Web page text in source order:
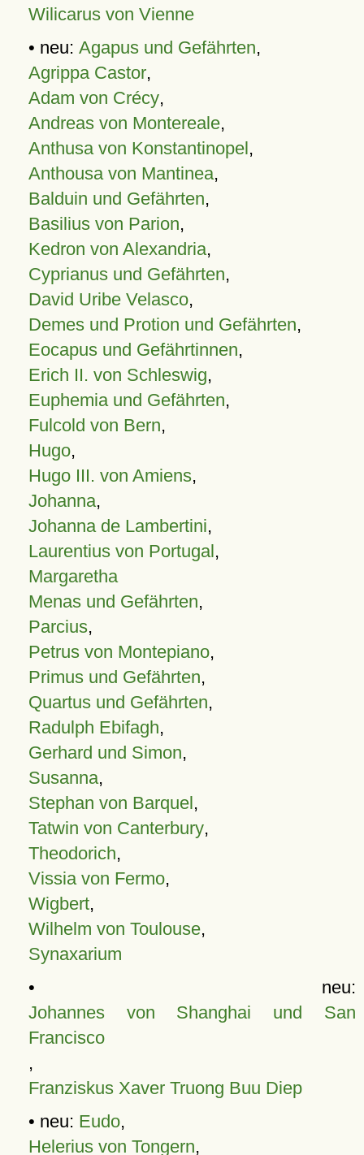
Wilicarus von Vienne
• neu: Agapus und Gefährten,
Agrippa Castor,
Adam von Crécy,
Andreas von Montereale,
Anthusa von Konstantinopel,
Anthousa von Mantinea,
Balduin und Gefährten,
Basilius von Parion,
Kedron von Alexandria,
Cyprianus und Gefährten,
David Uribe Velasco,
Demes und Protion und Gefährten,
Eocapus und Gefährtinnen,
Erich II. von Schleswig,
Euphemia und Gefährten,
Fulcold von Bern,
Hugo,
Hugo III. von Amiens,
Johanna,
Johanna de Lambertini,
Laurentius von Portugal,
Margaretha
Menas und Gefährten,
Parcius,
Petrus von Montepiano,
Primus und Gefährten,
Quartus und Gefährten,
Radulph Ebifagh,
Gerhard und Simon,
Susanna,
Stephan von Barquel,
Tatwin von Canterbury,
Theodorich,
Vissia von Fermo,
Wigbert,
Wilhelm von Toulouse,
Synaxarium
• neu:
Johannes von Shanghai und San
Francisco
,
Franziskus Xaver Truong Buu Diep
• neu: Eudo,
Helerius von Tongern,